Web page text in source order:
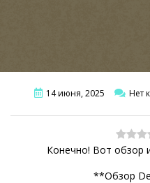
14 июня, 2025 Нет
Конечно! Вот обзор
**Обзор